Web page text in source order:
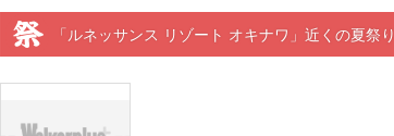
「ルネッサンス リゾート オキナワ」近くの夏祭り